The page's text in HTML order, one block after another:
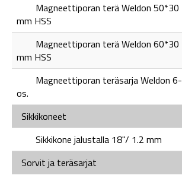
Magneettiporan terä Weldon 50*30
mm HSS
Magneettiporan terä Weldon 60*30
mm HSS
Magneettiporan teräsarja Weldon 6-
os.
Sikkikoneet
Sikkikone jalustalla 18"/ 1.2 mm
Sorvit ja teräsarjat